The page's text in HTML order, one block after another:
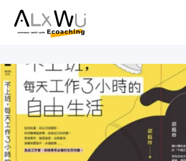
Skip